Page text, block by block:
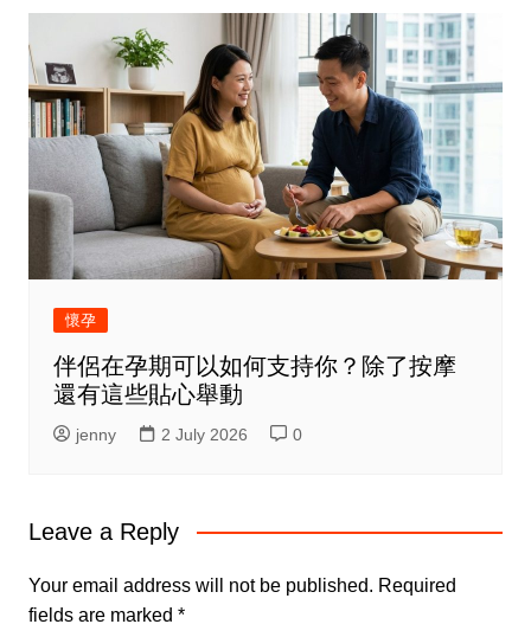
懷孕
伴侶在孕期可以如何支持你？除了按摩
還有這些貼心舉動
jenny 2 July 2026 0
Leave a Reply
Your email address will not be published. Required
fields are marked *